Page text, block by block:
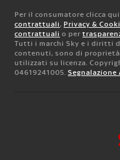
Per il consumatore clicca
contrattuali, Privacy &
contrattuali o per
Tutti i marchi Sky e i diritti
contenuti, sono di
utilizzati su licenza.
04619241005. Segnalazione